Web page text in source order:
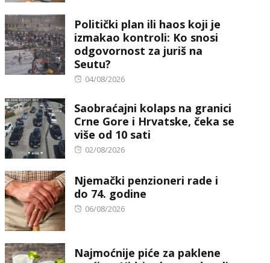
Politički plan ili haos koji je
izmakao kontroli: Ko snosi
odgovornost za juriš na
Seutu?
Posted
04/08/2026
Saobraćajni kolaps na granici
Crne Gore i Hrvatske, čeka se
više od 10 sati
Posted
02/08/2026
Njemački penzioneri rade i
do 74. godine
Posted
06/08/2026
Najmoćnije piće za paklene